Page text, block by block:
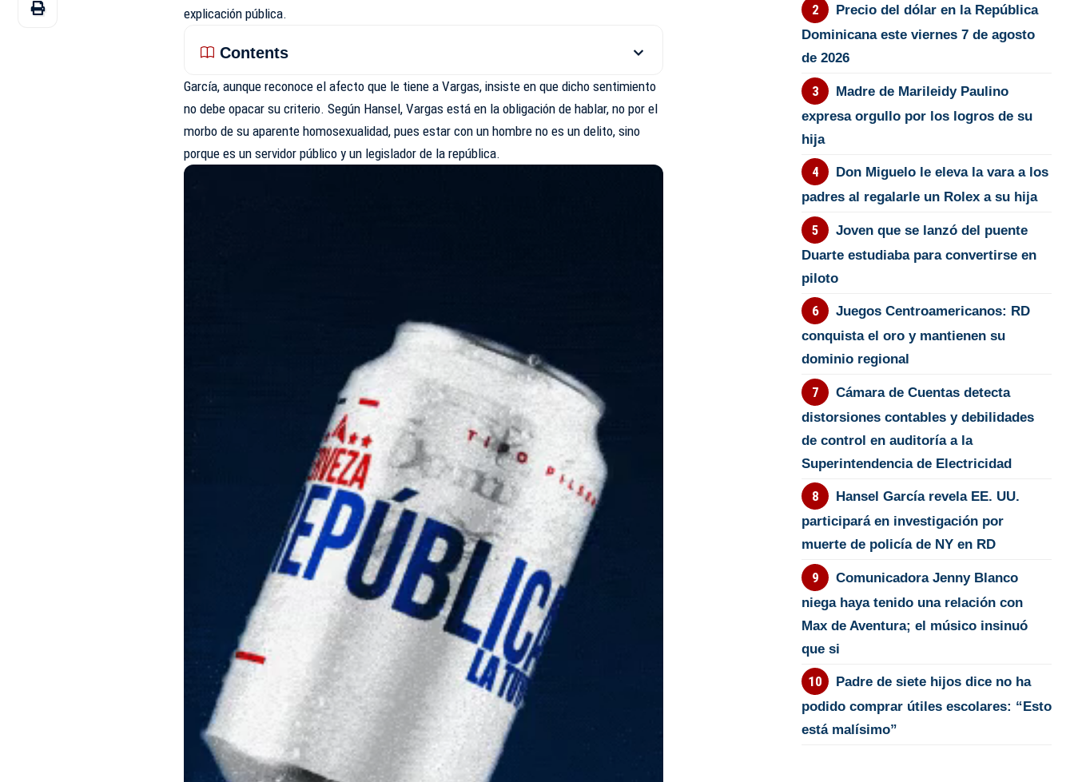
explicación pública.
Contents
García, aunque reconoce el afecto que le tiene a Vargas, insiste en que dicho sentimiento
no debe opacar su criterio. Según Hansel, Vargas está en la obligación de hablar, no por el
morbo de su aparente homosexualidad, pues estar con un hombre no es un delito, sino
porque es un servidor público y un legislador de la república.
Precio del dólar en la República
Dominicana este viernes 7 de agosto
de 2026
Madre de Marileidy Paulino
expresa orgullo por los logros de su
hija
Don Miguelo le eleva la vara a los
padres al regalarle un Rolex a su hija
Joven que se lanzó del puente
Duarte estudiaba para convertirse en
piloto
Juegos Centroamericanos: RD
conquista el oro y mantienen su
dominio regional
Cámara de Cuentas detecta
distorsiones contables y debilidades
de control en auditoría a la
Superintendencia de Electricidad
Hansel García revela EE. UU.
participará en investigación por
muerte de policía de NY en RD
Comunicadora Jenny Blanco
niega haya tenido una relación con
Max de Aventura; el músico insinuó
que si
Padre de siete hijos dice no ha
podido comprar útiles escolares: “Esto
está malísimo”